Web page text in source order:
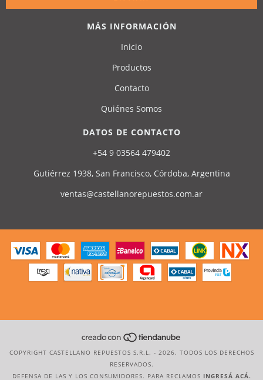
MÁS INFORMACIÓN
Inicio
Productos
Contacto
Quiénes Somos
DATOS DE CONTACTO
+54 9 03564 479402
Gutiérrez 1938, San Francisco, Córdoba, Argentina
ventas@castellanorepuestos.com.ar
COPYRIGHT CASTELLANO REPUESTOS S.R.L. - 2026. TODOS LOS DERECHOS
RESERVADOS.
DEFENSA DE LAS Y LOS CONSUMIDORES. PARA RECLAMOS INGRESÁ ACÁ.